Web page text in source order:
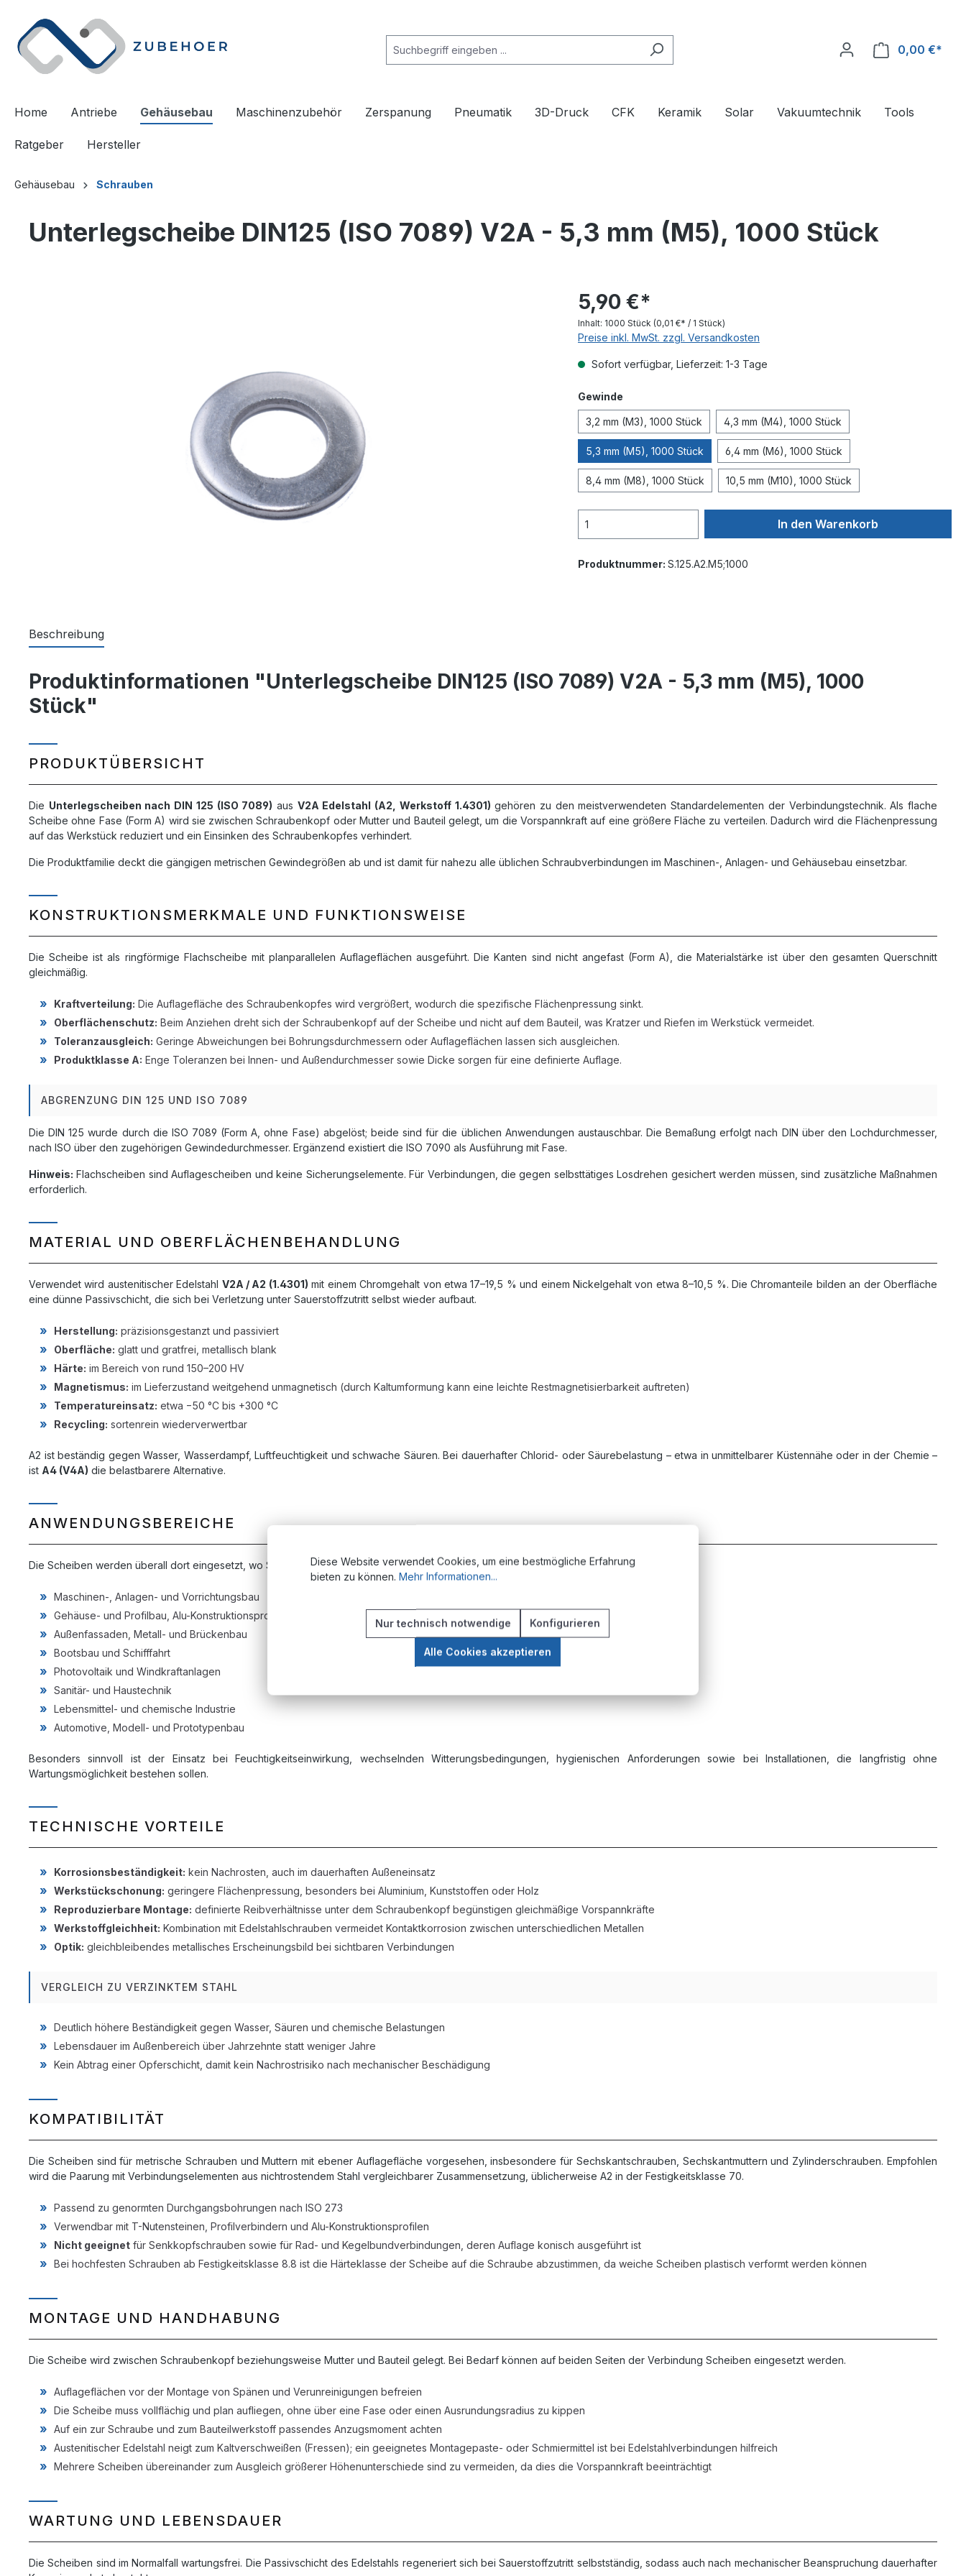
0,00 €*
Home Antriebe Gehäusebau Maschinenzubehör Zerspanung Pneumatik 3D-Druck CFK Keramik Solar Vakuumtechnik Tools
Ratgeber Hersteller
Gehäusebau Schrauben
Unterlegscheibe DIN125 (ISO 7089) V2A - 5,3 mm (M5), 1000 Stück
5,90 €*
Inhalt: 1000 Stück (0,01 €* / 1 Stück)
Preise inkl. MwSt. zzgl. Versandkosten
Sofort verfügbar, Lieferzeit: 1-3 Tage
Gewinde
3,2 mm (M3), 1000 Stück 4,3 mm (M4), 1000 Stück
5,3 mm (M5), 1000 Stück 6,4 mm (M6), 1000 Stück
8,4 mm (M8), 1000 Stück 10,5 mm (M10), 1000 Stück
In den Warenkorb
Produktnummer: S.125.A2.M5;1000
Beschreibung
Produktinformationen "Unterlegscheibe DIN125 (ISO 7089) V2A - 5,3 mm (M5), 1000
Stück"
PRODUKTÜBERSICHT
Die Unterlegscheiben nach DIN 125 (ISO 7089) aus V2A Edelstahl (A2, Werkstoff 1.4301) gehören zu den meistverwendeten Standardelementen der Verbindungstechnik. Als flache
Scheibe ohne Fase (Form A) wird sie zwischen Schraubenkopf oder Mutter und Bauteil gelegt, um die Vorspannkraft auf eine größere Fläche zu verteilen. Dadurch wird die Flächenpressung
auf das Werkstück reduziert und ein Einsinken des Schraubenkopfes verhindert.
Die Produktfamilie deckt die gängigen metrischen Gewindegrößen ab und ist damit für nahezu alle üblichen Schraubverbindungen im Maschinen-, Anlagen- und Gehäusebau einsetzbar.
KONSTRUKTIONSMERKMALE UND FUNKTIONSWEISE
Die Scheibe ist als ringförmige Flachscheibe mit planparallelen Auflageflächen ausgeführt. Die Kanten sind nicht angefast (Form A), die Materialstärke ist über den gesamten Querschnitt
gleichmäßig.
Kraftverteilung: Die Auflagefläche des Schraubenkopfes wird vergrößert, wodurch die spezifische Flächenpressung sinkt.
Oberflächenschutz: Beim Anziehen dreht sich der Schraubenkopf auf der Scheibe und nicht auf dem Bauteil, was Kratzer und Riefen im Werkstück vermeidet.
Toleranzausgleich: Geringe Abweichungen bei Bohrungsdurchmessern oder Auflageflächen lassen sich ausgleichen.
Produktklasse A: Enge Toleranzen bei Innen- und Außendurchmesser sowie Dicke sorgen für eine definierte Auflage.
ABGRENZUNG DIN 125 UND ISO 7089
Die DIN 125 wurde durch die ISO 7089 (Form A, ohne Fase) abgelöst; beide sind für die üblichen Anwendungen austauschbar. Die Bemaßung erfolgt nach DIN über den Lochdurchmesser,
nach ISO über den zugehörigen Gewindedurchmesser. Ergänzend existiert die ISO 7090 als Ausführung mit Fase.
Hinweis: Flachscheiben sind Auflagescheiben und keine Sicherungselemente. Für Verbindungen, die gegen selbsttätiges Losdrehen gesichert werden müssen, sind zusätzliche Maßnahmen
erforderlich.
MATERIAL UND OBERFLÄCHENBEHANDLUNG
Verwendet wird austenitischer Edelstahl V2A / A2 (1.4301) mit einem Chromgehalt von etwa 17–19,5 % und einem Nickelgehalt von etwa 8–10,5 %. Die Chromanteile bilden an der Oberfläche
eine dünne Passivschicht, die sich bei Verletzung unter Sauerstoffzutritt selbst wieder aufbaut.
Herstellung: präzisionsgestanzt und passiviert
Oberfläche: glatt und gratfrei, metallisch blank
Härte: im Bereich von rund 150–200 HV
Magnetismus: im Lieferzustand weitgehend unmagnetisch (durch Kaltumformung kann eine leichte Restmagnetisierbarkeit auftreten)
Temperatureinsatz: etwa −50 °C bis +300 °C
Recycling: sortenrein wiederverwertbar
A2 ist beständig gegen Wasser, Wasserdampf, Luftfeuchtigkeit und schwache Säuren. Bei dauerhafter Chlorid- oder Säurebelastung – etwa in unmittelbarer Küstennähe oder in der Chemie –
ist A4 (V4A) die belastbarere Alternative.
ANWENDUNGSBEREICHE
Die Scheiben werden überall dort eingesetzt, wo Schraubverbindungen mit erhöhtem Korrosionsschutz gefordert sind:
Maschinen-, Anlagen- und Vorrichtungsbau
Gehäuse- und Profilbau, Alu-Konstruktionsprofile
Außenfassaden, Metall- und Brückenbau
Bootsbau und Schifffahrt
Photovoltaik und Windkraftanlagen
Sanitär- und Haustechnik
Lebensmittel- und chemische Industrie
Automotive, Modell- und Prototypenbau
Besonders sinnvoll ist der Einsatz bei Feuchtigkeitseinwirkung, wechselnden Witterungsbedingungen, hygienischen Anforderungen sowie bei Installationen, die langfristig ohne
Wartungsmöglichkeit bestehen sollen.
TECHNISCHE VORTEILE
Korrosionsbeständigkeit: kein Nachrosten, auch im dauerhaften Außeneinsatz
Werkstückschonung: geringere Flächenpressung, besonders bei Aluminium, Kunststoffen oder Holz
Reproduzierbare Montage: definierte Reibverhältnisse unter dem Schraubenkopf begünstigen gleichmäßige Vorspannkräfte
Werkstoffgleichheit: Kombination mit Edelstahlschrauben vermeidet Kontaktkorrosion zwischen unterschiedlichen Metallen
Optik: gleichbleibendes metallisches Erscheinungsbild bei sichtbaren Verbindungen
VERGLEICH ZU VERZINKTEM STAHL
Deutlich höhere Beständigkeit gegen Wasser, Säuren und chemische Belastungen
Lebensdauer im Außenbereich über Jahrzehnte statt weniger Jahre
Kein Abtrag einer Opferschicht, damit kein Nachrostrisiko nach mechanischer Beschädigung
KOMPATIBILITÄT
Die Scheiben sind für metrische Schrauben und Muttern mit ebener Auflagefläche vorgesehen, insbesondere für Sechskantschrauben, Sechskantmuttern und Zylinderschrauben. Empfohlen
wird die Paarung mit Verbindungselementen aus nichtrostendem Stahl vergleichbarer Zusammensetzung, üblicherweise A2 in der Festigkeitsklasse 70.
Passend zu genormten Durchgangsbohrungen nach ISO 273
Verwendbar mit T-Nutensteinen, Profilverbindern und Alu-Konstruktionsprofilen
Nicht geeignet für Senkkopfschrauben sowie für Rad- und Kegelbundverbindungen, deren Auflage konisch ausgeführt ist
Bei hochfesten Schrauben ab Festigkeitsklasse 8.8 ist die Härteklasse der Scheibe auf die Schraube abzustimmen, da weiche Scheiben plastisch verformt werden können
MONTAGE UND HANDHABUNG
Die Scheibe wird zwischen Schraubenkopf beziehungsweise Mutter und Bauteil gelegt. Bei Bedarf können auf beiden Seiten der Verbindung Scheiben eingesetzt werden.
Auflageflächen vor der Montage von Spänen und Verunreinigungen befreien
Die Scheibe muss vollflächig und plan aufliegen, ohne über eine Fase oder einen Ausrundungsradius zu kippen
Auf ein zur Schraube und zum Bauteilwerkstoff passendes Anzugsmoment achten
Austenitischer Edelstahl neigt zum Kaltverschweißen (Fressen); ein geeignetes Montagepaste- oder Schmiermittel ist bei Edelstahlverbindungen hilfreich
Mehrere Scheiben übereinander zum Ausgleich größerer Höhenunterschiede sind zu vermeiden, da dies die Vorspannkraft beeinträchtigt
WARTUNG UND LEBENSDAUER
Die Scheiben sind im Normalfall wartungsfrei. Die Passivschicht des Edelstahls regeneriert sich bei Sauerstoffzutritt selbstständig, sodass auch nach mechanischer Beanspruchung dauerhafter
Diese Website verwendet Cookies, um eine bestmögliche Erfahrung
bieten zu können. Mehr Informationen...
Nur technisch notwendige Konfigurieren
Alle Cookies akzeptieren